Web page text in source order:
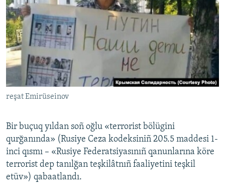
reşat Emirüseinov
Bir buçuq yıldan soñ oğlu «terrorist bölügini
qurğanında» (Rusiye Ceza kodeksiniñ 205.5 maddesi 1-
inci qısmı – «Rusiye Federatsiyasınıñ qanunlarına köre
terrorist dep tanılğan teşkilâtnıñ faaliyetini teşkil
etüv») qabaatlandı.